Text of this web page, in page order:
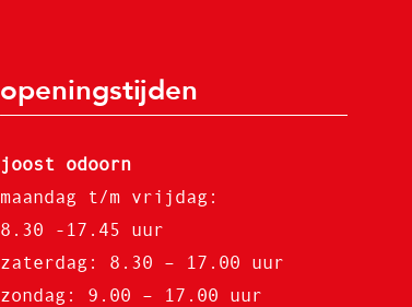
openingstijden
joost odoorn
maandag t/m vrijdag:
8.30 -17.45 uur
zaterdag: 8.30 – 17.00 uur
zondag: 9.00 – 17.00 uur